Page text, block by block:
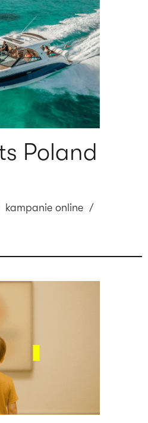
Poland
kampanie online /